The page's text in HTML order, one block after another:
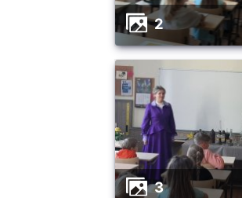
2
3